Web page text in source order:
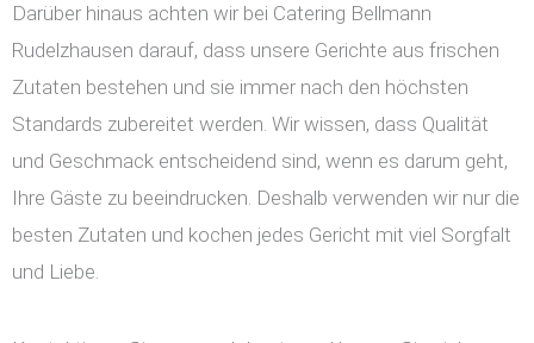
Darüber hinaus achten wir bei Catering Bellmann
Rudelzhausen darauf, dass unsere Gerichte aus frischen
Zutaten bestehen und sie immer nach den höchsten
Standards zubereitet werden. Wir wissen, dass Qualität
und Geschmack entscheidend sind, wenn es darum geht,
Ihre Gäste zu beeindrucken. Deshalb verwenden wir nur die
besten Zutaten und kochen jedes Gericht mit viel Sorgfalt
und Liebe.